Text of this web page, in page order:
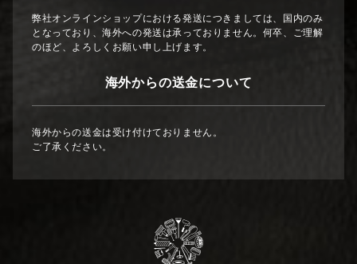
弊社オンラインショップにおける発送につきましては、国内のみ
となっており、海外への発送は承っておりません。何卒、ご理解
のほど、よろしくお願い申し上げます。
海外からの送金について
海外からの送金は受け付けておりません。
ご了承ください。